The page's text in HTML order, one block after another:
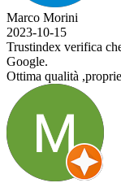
Marco Morini
2023-10-15
Trustindex verifica
Google.
Ottima qualità